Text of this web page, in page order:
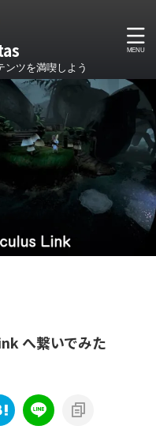
ンツを満喫しよう
へ繋いでみた